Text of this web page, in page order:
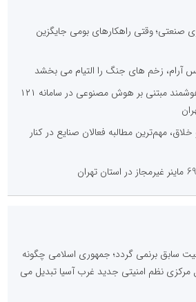
صنعتی؛ وقتی راهکارهای بومی جایگزین
آرام، زخم های جنگ را التیام می بخشد
رونمایی از پاسخگویی هوشمند مبتنی بر هوش مصنوعی در سامانه ۱۲۱
مهم‌ترین مطالبه فعالان صنایع در کنار
سابق برنمی گردد؛ جمهوری اسلامی چگونه
مرکزی نظم امنیتی جدید غرب آسیا تبدیل می